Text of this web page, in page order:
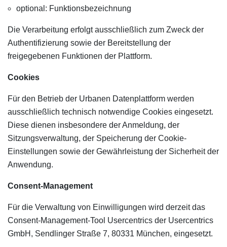
optional: Funktionsbezeichnung
Die Verarbeitung erfolgt ausschließlich zum Zweck der
Authentifizierung sowie der Bereitstellung der
freigegebenen Funktionen der Plattform.
Cookies
Für den Betrieb der Urbanen Datenplattform werden
ausschließlich technisch notwendige Cookies eingesetzt.
Diese dienen insbesondere der Anmeldung, der
Sitzungsverwaltung, der Speicherung der Cookie-
Einstellungen sowie der Gewährleistung der Sicherheit der
Anwendung.
Consent-Management
Für die Verwaltung von Einwilligungen wird derzeit das
Consent-Management-Tool Usercentrics der Usercentrics
GmbH, Sendlinger Straße 7, 80331 München, eingesetzt.